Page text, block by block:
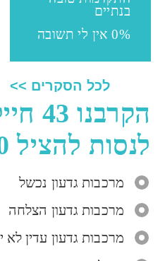
בנתיים
0% אין לי תשובה
לכל הסקרים >>
לנסות להציל 20 שבויים
מרכבות גדעון נכשל
מרכבות גדעון הצלחה
מרכבות גדעון עדין לא